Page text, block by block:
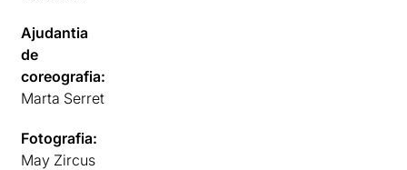
Ajudantia
de
coreografia:
Marta Serret
Fotografia:
May Zircus